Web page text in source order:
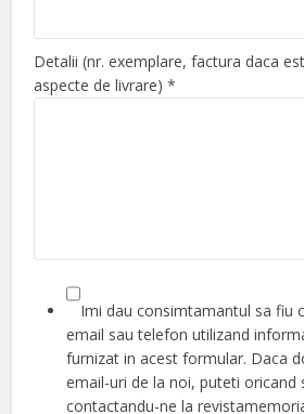
Detalii (nr. exemplare, factura daca
aspecte de livrare)*
Imi dau consimtamantul sa fiu
email sau telefon utilizand
furnizat in acest formular. Daca
email-uri de la noi, puteti oricand
contactandu-ne la